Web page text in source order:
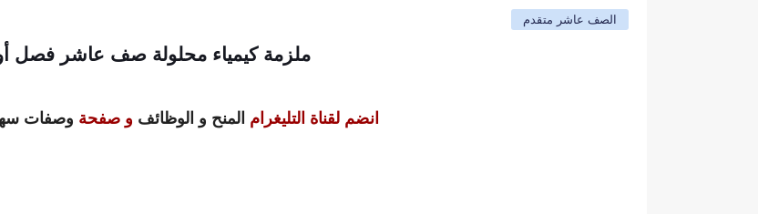
الصف عاشر متقدم
ملزمة كيمياء محلولة صف عاشر فصل
انضم لقناة التليغرام المنح و الوظائف و صفحة وصفات